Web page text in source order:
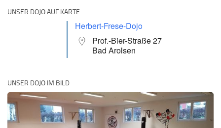
UNSER DOJO AUF KARTE
Herbert-Frese-Dojo
Prof.-Bier-Straße 27
Bad Arolsen
UNSER DOJO IM BILD